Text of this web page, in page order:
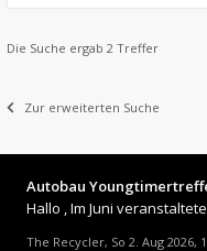
Die Suche ergab 2 Treffer
Zur erweiterten Suche
Autobau
The Recycler, So 2. Aug 2026,